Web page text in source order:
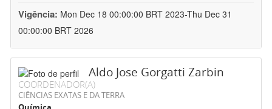
Vigência: Mon Dec 18 00:00:00 BRT 2023-Thu Dec 31
00:00:00 BRT 2026
Aldo Jose Gorgatti Zarbin
COORDENADOR(A)
CIÊNCIAS EXATAS E DA TERRA